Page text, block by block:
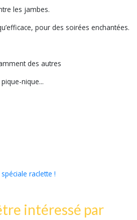
les jambes.
pour des soirées enchantées.
des autres
nique...
raclette !
intéressé par